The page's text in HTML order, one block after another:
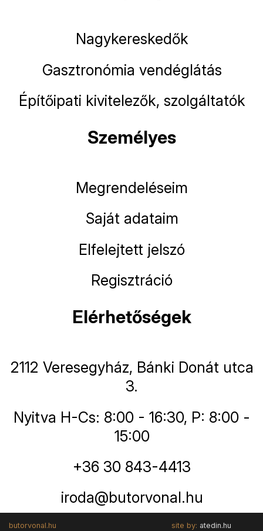
Nagykereskedők
Gasztronómia vendéglátás
Építőipati kivitelezők, szolgáltatók
Személyes
Megrendeléseim
Saját adataim
Elfelejtett jelszó
Regisztráció
Elérhetőségek
2112 Veresegyház, Bánki Donát utca
3.
Nyitva H-Cs: 8:00 - 16:30, P: 8:00 -
15:00
+36 30 843-4413
iroda@butorvonal.hu
butorvonal.hu
site by: atedin.hu